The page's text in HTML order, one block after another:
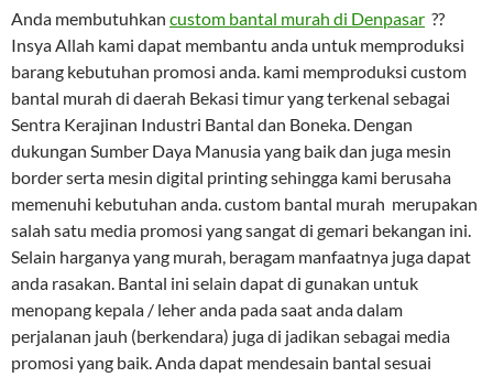
Anda membutuhkan custom bantal murah di Denpasar ??
Insya Allah kami dapat membantu anda untuk memproduksi
barang kebutuhan promosi anda. kami memproduksi custom
bantal murah di daerah Bekasi timur yang terkenal sebagai
Sentra Kerajinan Industri Bantal dan Boneka. Dengan
dukungan Sumber Daya Manusia yang baik dan juga mesin
border serta mesin digital printing sehingga kami berusaha
memenuhi kebutuhan anda. custom bantal murah merupakan
salah satu media promosi yang sangat di gemari bekangan ini.
Selain harganya yang murah, beragam manfaatnya juga dapat
anda rasakan. Bantal ini selain dapat di gunakan untuk
menopang kepala / leher anda pada saat anda dalam
perjalanan jauh (berkendara) juga di jadikan sebagai media
promosi yang baik. Anda dapat mendesain bantal sesuai